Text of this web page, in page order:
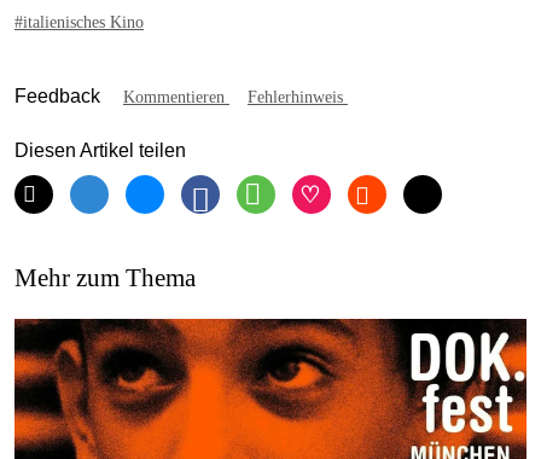
#italienisches Kino
Feedback Kommentieren Fehlerhinweis
Diesen Artikel teilen
Mehr zum Thema